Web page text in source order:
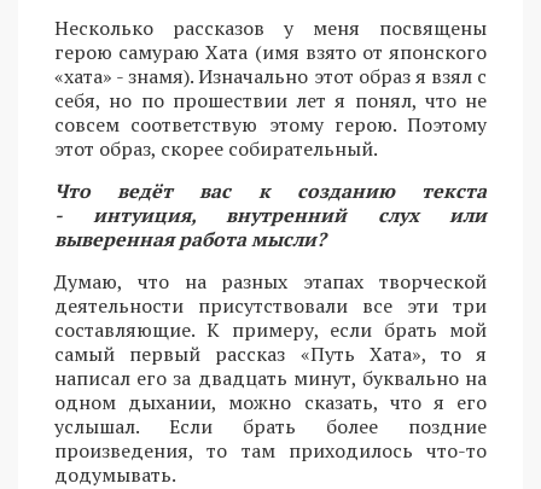
Несколько рассказов у меня посвящены
герою самураю Хата (имя взято от японского
«хата» - знамя). Изначально этот образ я взял с
себя, но по прошествии лет я понял, что не
совсем соответствую этому герою. Поэтому
этот образ, скорее собирательный.
Что ведёт вас к созданию текста
- интуиция, внутренний слух или
выверенная работа мысли?
Думаю, что на разных этапах творческой
деятельности присутствовали все эти три
составляющие. К примеру, если брать мой
самый первый рассказ «Путь Хата», то я
написал его за двадцать минут, буквально на
одном дыхании, можно сказать, что я его
услышал. Если брать более поздние
произведения, то там приходилось что-то
додумывать.